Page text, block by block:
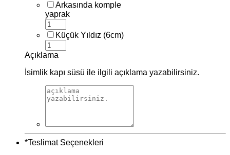
Arkasında komple
yaprak
Küçük Yıldız (6cm)
Açıklama
İsimlik kapı süsü ile ilgili açıklama yazabilirsiniz.
*Teslimat Seçenekleri